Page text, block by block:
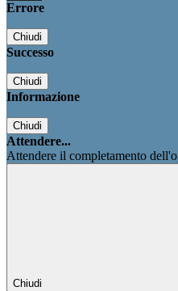
Errore
Chiudi
Successo
Chiudi
Informazione
Chiudi
Attendere...
Attendere il completamento
Chiudi